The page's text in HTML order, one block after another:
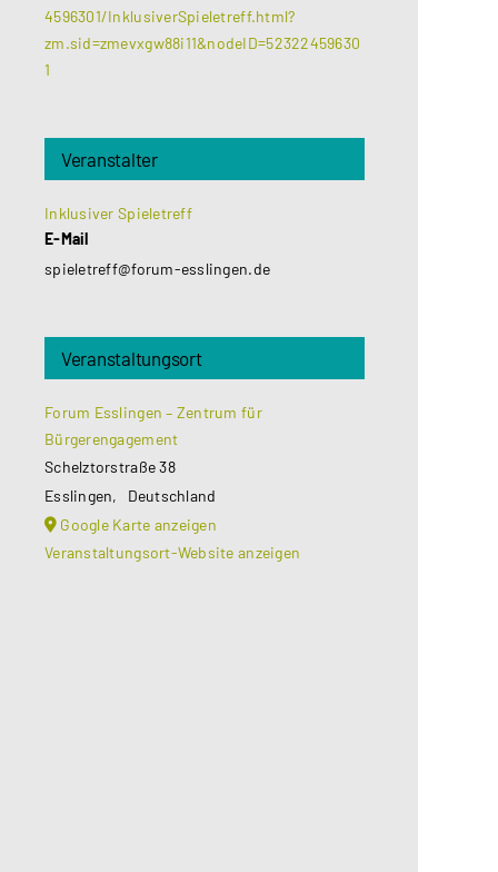
4596301/InklusiverSpieletreff.html?
zm.sid=zmevxgw88i11&nodeID=52322459630
1
Veranstalter
Inklusiver Spieletreff
E-Mail
spieletreff@forum-esslingen.de
Veranstaltungsort
Forum Esslingen – Zentrum für
Bürgerengagement
Schelztorstraße 38
Esslingen,
Deutschland
Google Karte anzeigen
Veranstaltungsort-Website anzeigen